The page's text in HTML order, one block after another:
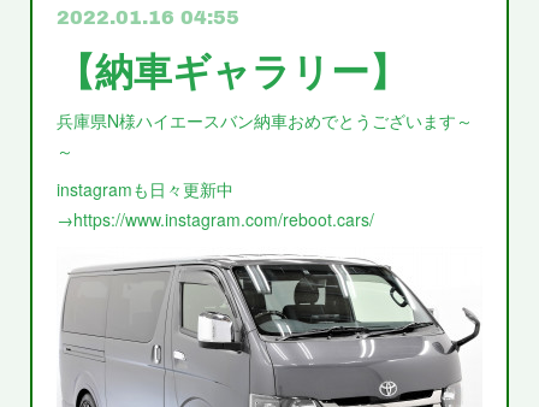
2022.01.16 04:55
【納車ギャラリー】
兵庫県N様ハイエースバン納車おめでとうございます～
～
instagramも日々更新中
→https://www.instagram.com/reboot.cars/